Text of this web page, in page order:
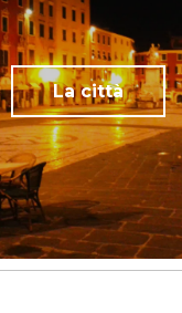
La città